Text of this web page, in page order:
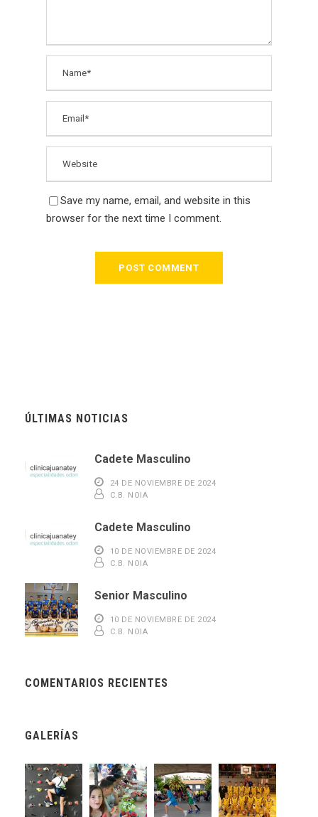
Save my name, email, and website in this
browser for the next time I comment.
ÚLTIMAS NOTICIAS
Cadete Masculino
24 DE NOVIEMBRE DE 2024
C.B. NOIA
Cadete Masculino
10 DE NOVIEMBRE DE 2024
C.B. NOIA
Senior Masculino
10 DE NOVIEMBRE DE 2024
C.B. NOIA
COMENTARIOS RECIENTES
GALERÍAS